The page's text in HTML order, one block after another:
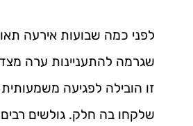
לפני כמה שבועות אירעה
שגרמה להתעניינות ערה
זו הובילה לפגיעה
שלקחו בה חלק. גולשים